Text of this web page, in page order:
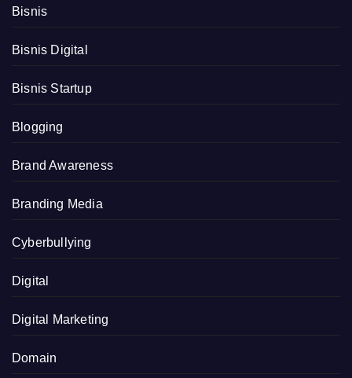
Bisnis
Bisnis Digital
Bisnis Startup
Blogging
Brand Awareness
Branding Media
Cyberbullying
Digital
Digital Marketing
Domain